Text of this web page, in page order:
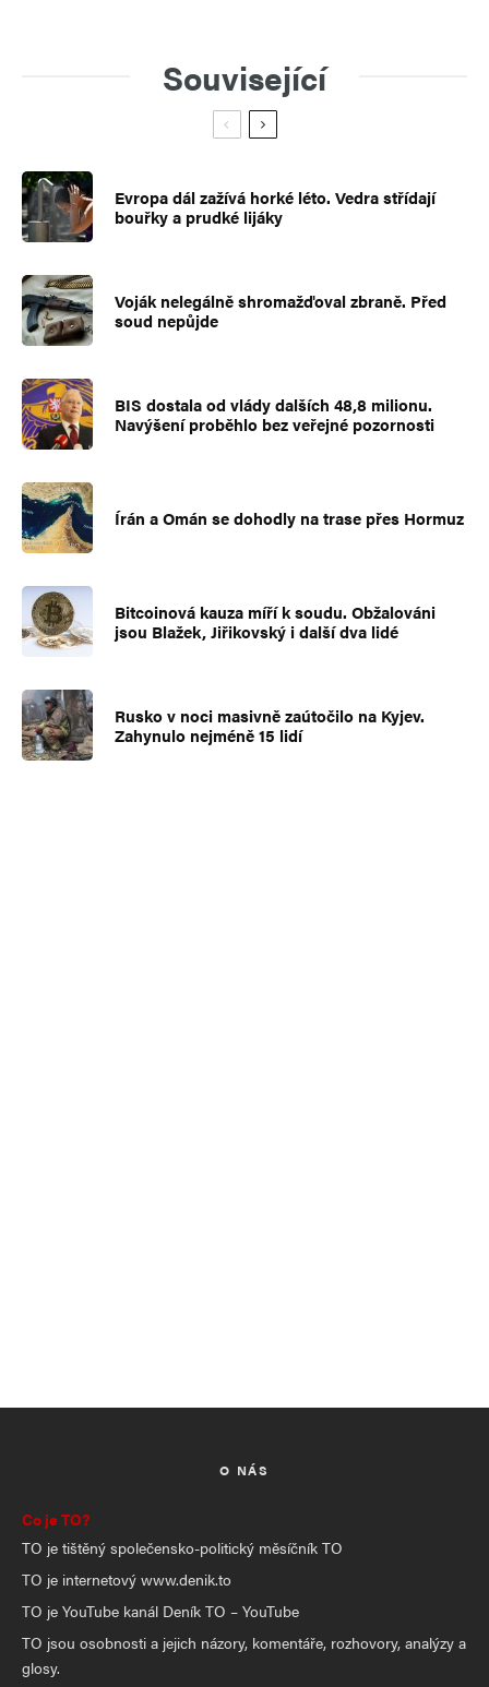
Související
Evropa dál zažívá horké léto. Vedra střídají
bouřky a prudké lijáky
Voják nelegálně shromažďoval zbraně. Před
soud nepůjde
BIS dostala od vlády dalších 48,8 milionu.
Navýšení proběhlo bez veřejné pozornosti
Írán a Omán se dohodly na trase přes Hormuz
Bitcoinová kauza míří k soudu. Obžalováni
jsou Blažek, Jiřikovský i další dva lidé
Rusko v noci masivně zaútočilo na Kyjev.
Zahynulo nejméně 15 lidí
O NÁS
Co je TO?
TO je tištěný společensko-politický měsíčník TO
TO je internetový www.denik.to
TO je YouTube kanál Deník TO – YouTube
TO jsou osobnosti a jejich názory, komentáře, rozhovory, analýzy a
glosy.